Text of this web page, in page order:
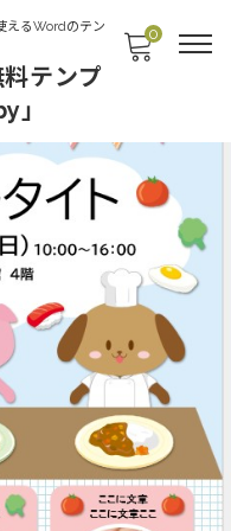
えるWordのテン
テンプ
」
0